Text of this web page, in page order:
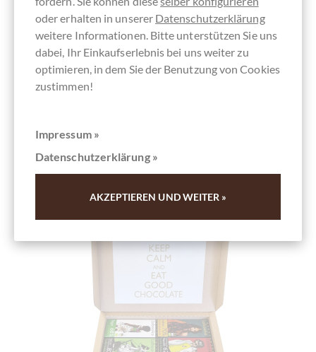
Derzeit ausverkauft !
oder erhalten in unserer Datenschutzerklärung
weitere Informationen. Bitte unterstützen Sie uns
dabei, Ihr Einkaufserlebnis bei uns weiter zu
optimieren, in dem Sie der Benutzung von Cookies
zustimmen!
Impressum »
Datenschutzerklärung »
AKZEPTIEREN UND WEITER »